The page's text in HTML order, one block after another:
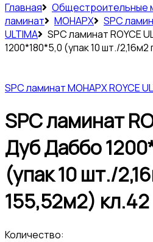
Главная Общестроительные
ламинат
МОНАРХ
SPC
ULTIMA
SPC ламинат ROYCE
1200*180*5,0 (упак 10 шт./
SPC ламинат МОНАРХ ROYCE
SPC ламинат
Дуб Даббо
(упак 10 шт./
155,52м2) кл.42
Количество: